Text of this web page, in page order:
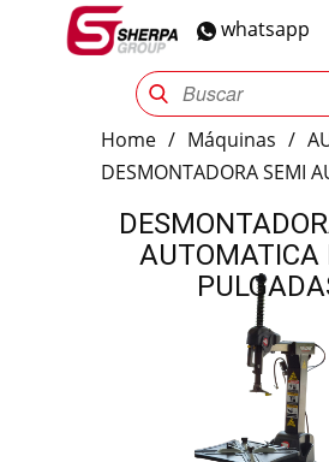
whatsapp
Sherpa Group Reencauche
Home / Máquinas /
DESMONTADORA SEMI
AUTOMATICA